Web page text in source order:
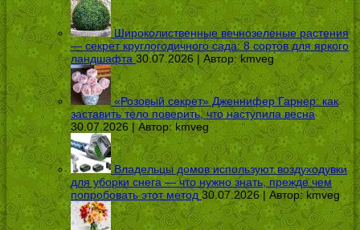
Широколиственные вечнозеленые растения
— секрет круглогодичного сада: 8 сортов для яркого
ландшафта 30.07.2026 | Автор:kmveg
«Розовый секрет» Дженнифер Гарнер: как
заставить тело поверить, что наступила весна
30.07.2026 | Автор:kmveg
Владельцы домов используют воздуходувки
для уборки снега — что нужно знать, прежде чем
попробовать этот метод 30.07.2026 | Автор:kmveg